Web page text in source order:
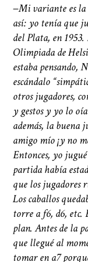
−Mi variante es
así: yo tenía que
del Plata, en
Olimpiada de
estaba pensando,
escándalo
otros jugadores,
y gestos y yo lo
además, la buena
amigo mío ¡y no
Entonces, yo
partida había
que los jugadores
Los caballos
torre a f6, d6, etc.
plan. Antes de la
que llegué al
tomar en a7